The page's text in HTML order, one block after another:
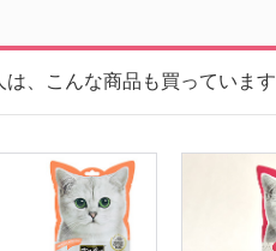
は、こんな商品も買っています